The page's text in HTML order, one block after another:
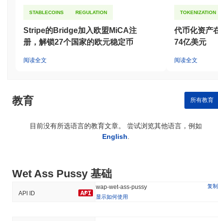
STABLECOINS REGULATION
Stripe的Bridge加入欧盟MiCA注
册，解锁27个国家的欧元稳定币
阅读全文
TOKENIZATION
代币化资产
74亿美元
阅读全文
教育 所有教育
目前没有所选语言的教育文章。 尝试浏览其他语言，例如
English
Wet Ass Pussy 基础
API ID
wap-wet-ass-pussy
复制
显示如何使用